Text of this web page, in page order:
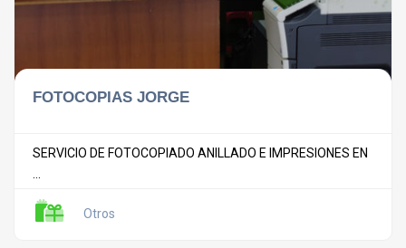
FOTOCOPIAS JORGE
SERVICIO DE FOTOCOPIADO ANILLADO E IMPRESIONES EN
Otros